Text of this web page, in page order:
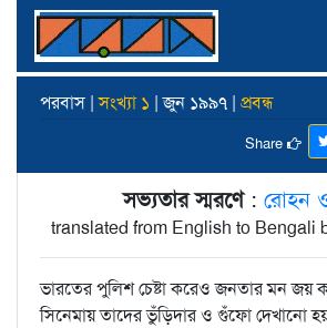
পরবাস |সংখ্যা ১ | জুন ১৯৯৭ | প্রবন্ধ
Share
সভ্যতার স্মরণে: রোহন
translated from English to Bengali
ভারতের পুলিশ চেষ্টা করেও জনতার মন জয়
সিনেমায় তাদের ভুঁড়িদার ও গুঁফো দেখানো